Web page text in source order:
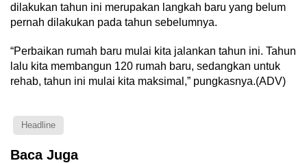
dilakukan tahun ini merupakan langkah baru yang belum
pernah dilakukan pada tahun sebelumnya.
“Perbaikan rumah baru mulai kita jalankan tahun ini. Tahun
lalu kita membangun 120 rumah baru, sedangkan untuk
rehab, tahun ini mulai kita maksimal,” pungkasnya.(ADV)
Headline
Baca Juga